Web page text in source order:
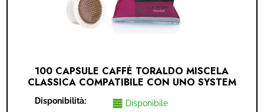
CANCELLERIA
PRODOTTI IN OFFERTA
AREA INGROSSO
100 CAPSULE CAFFÈ TORALDO MISCELA
CLASSICA COMPATIBILE CON UNO SYSTEM
Disponibilità:
Disponibile